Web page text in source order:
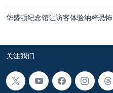
华盛顿纪念馆让访客体验纳粹恐怖
关注我们